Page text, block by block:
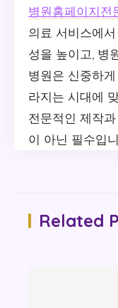
병원홈페이지전
의료 서비스에
성을 높이고, 병
병원은 신중하
라지는 시대에
전문적인 제작
이 아닌 필수입
Related